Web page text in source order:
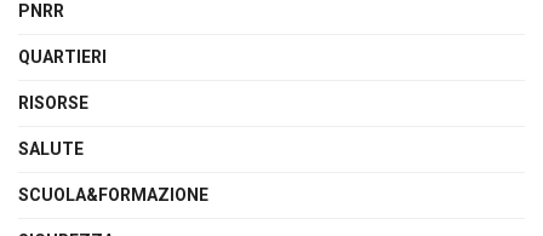
PNRR
QUARTIERI
RISORSE
SALUTE
SCUOLA&FORMAZIONE